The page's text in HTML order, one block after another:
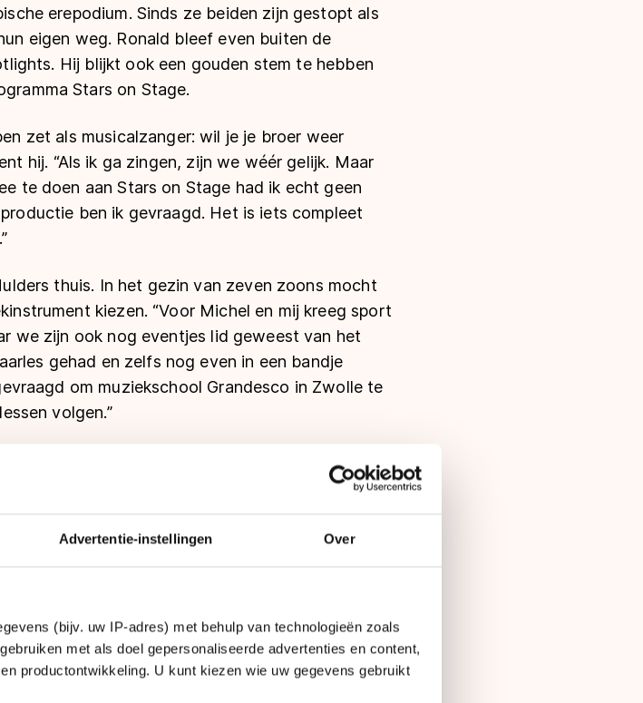
Advertentie-instellingen Over
(bijv. uw IP-adres) met behulp van technologieën zoals
met als doel gepersonaliseerde advertenties en content,
productontwikkeling. U kunt kiezen wie uw gegevens gebruikt
erepodium. Sinds ze beiden zijn gestopt als
eigen weg. Ronald bleef even buiten de
Hij blijkt ook een gouden stem te hebben
Stars on Stage.
zet als musicalzanger: wil je je broer weer
hij. “Als ik ga zingen, zijn we wéér gelijk. Maar
te doen aan Stars on Stage had ik echt geen
ben ik gevraagd. Het is iets compleet
thuis. In het gezin van zeven zoons mocht
kiezen. “Voor Michel en mij kreeg sport
we zijn ook nog eventjes lid geweest van het
gehad en zelfs nog even in een bandje
om muziekschool Grandesco in Zwolle te
volgen.”
die één seizoen draaide in Leeuwarden. “Michel
op De Tocht, maar hij was er toen niet aan
doen, dus dat heb ik gedaan en de producent
zou ik mogelijk een rol krijgen, maar helaas
in de ijskast. Geen nood. Hij werkt nu drie
in Zwolle, als sportdocent. Binnen het
niveau 4. Afgelopen voorjaar kon hij bijna aan